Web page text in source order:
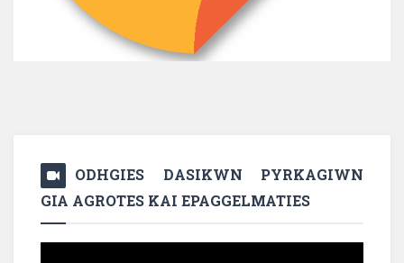
ODHGIES DASIKWN PYRKAGIWN
GIA AGROTES KAI EPAGGELMATIES